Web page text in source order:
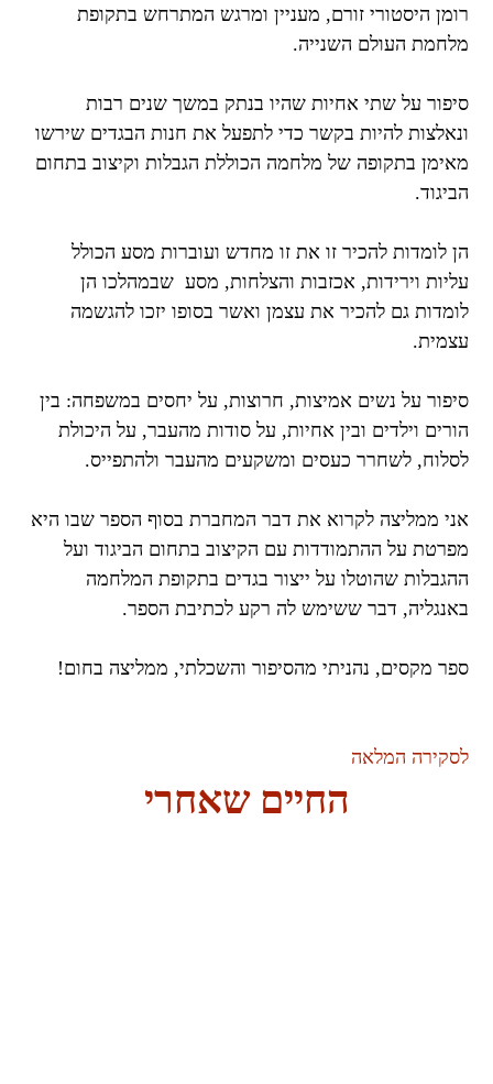
רומן היסטורי זורם, מעניין ומרגש המתרחש בתקופת
מלחמת העולם השנייה.
סיפור על שתי אחיות שהיו בנתק במשך שנים רבות
ונאלצות להיות בקשר כדי לתפעל את חנות הבגדים שירשו
מאימן בתקופה של מלחמה הכוללת הגבלות וקיצוב בתחום
הביגוד.
הן לומדות להכיר זו את זו מחדש ועוברות מסע הכולל
עליות וירידות, אכזבות והצלחות, מסע שבמהלכו הן
לומדות גם להכיר את עצמן ואשר בסופו יזכו להגשמה
עצמית.
סיפור על נשים אמיצות, חרוצות, על יחסים במשפחה: בין
הורים וילדים ובין אחיות, על סודות מהעבר, על היכולת
לסלוח, לשחרר כעסים ומשקעים מהעבר ולהתפייס.
אני ממליצה לקרוא את דבר המחברת בסוף הספר שבו היא
מפרטת על ההתמודדות עם הקיצוב בתחום הביגוד ועל
ההגבלות שהוטלו על ייצור בגדים בתקופת המלחמה
באנגליה, דבר ששימש לה רקע לכתיבת הספר.
ספר מקסים, נהניתי מהסיפור והשכלתי, ממליצה בחום!
לסקירה המלאה
החיים שאחרי